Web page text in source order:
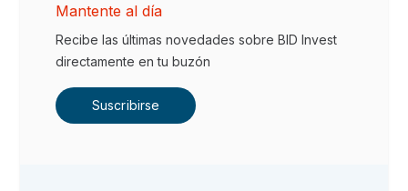
Mantente al día
Recibe las últimas novedades sobre BID Invest
directamente en tu buzón
Suscribirse